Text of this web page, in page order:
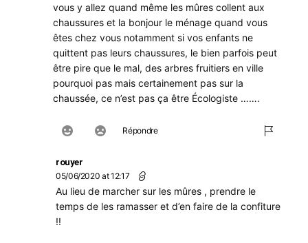
vous y allez quand même les mûres collent aux
chaussures et la bonjour le ménage quand vous
êtes chez vous notamment si vos enfants ne
quittent pas leurs chaussures, le bien parfois peut
être pire que le mal, des arbres fruitiers en ville
pourquoi pas mais certainement pas sur la
chaussée, ce n’est pas ça être Écologiste …….
Répondre
rouyer
05/06/2020 at 12:17
Au lieu de marcher sur les mûres , prendre le
temps de les ramasser et d’en faire de la confiture
!!